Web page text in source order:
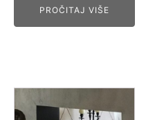
PROČITAJ VIŠE